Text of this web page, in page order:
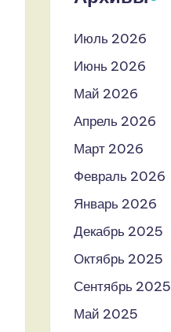
Июль 2026
Июнь 2026
Май 2026
Апрель 2026
Март 2026
Февраль 2026
Январь 2026
Декабрь 2025
Октябрь 2025
Сентябрь 2025
Май 2025